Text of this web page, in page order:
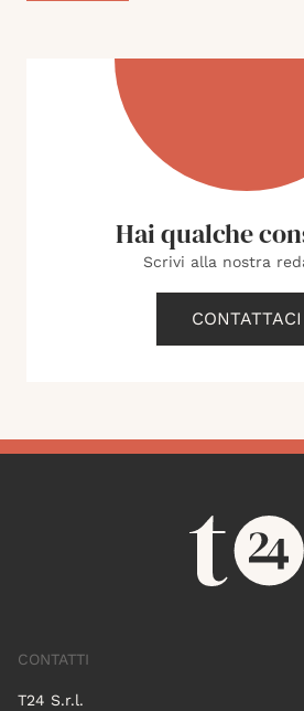
Hai qualche
Scrivi alla nostra
CONTATTACI
CONTATTI
T24 S.r.l.